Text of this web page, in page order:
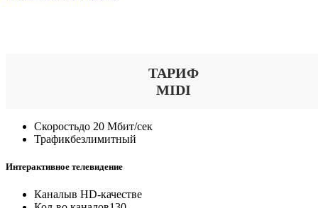
ТАРИФ
MIDI
Скоростьдо 20 Мбит/сек
Трафикбезлимитный
Интерактивное телевидение
Каналыв HD-качестве